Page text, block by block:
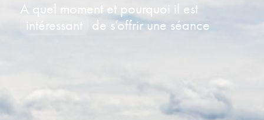
A quel moment et pourquoi il est
intéressant
de s’offrir une séance